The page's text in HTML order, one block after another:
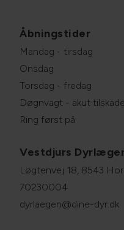
Åbningstider
Mandag - tirsdag
Onsdag
Torsdag - fredag
Døgnvagt - akut
Ring først på
Vestdjurs
Løgtenvej 18, 8543
70230004
dyrlaegen@dine-dyr.dk